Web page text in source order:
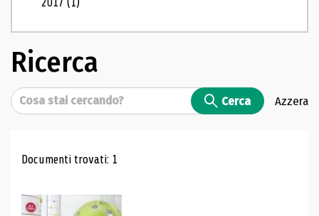
Ricerca
Cerca Cerca Azzera
Risultati di ricerca
Documenti trovati: 1